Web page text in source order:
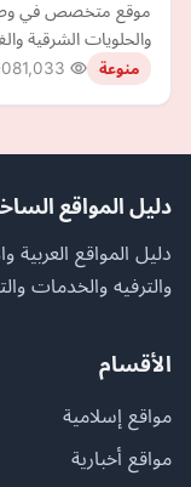
موقع متخصص في
والحلويات الشرقية
منوعة
دليل المواقع
دليل المواقع العربية
والترفيه والخدمات
الأقسام
مواقع إسلامية
مواقع أخبارية